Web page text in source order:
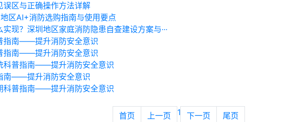
误区与正确操作方法详解
区AI+消防选购指南与使用要点
现？深圳地区家庭消防隐患自查建设方案与···
指南——提升消防安全意识
指南——提升消防安全意识
科普指南——提升消防安全意识
南——提升消防安全意识
科普指南——提升消防安全意识
首页 上一页 1 下一页 尾页